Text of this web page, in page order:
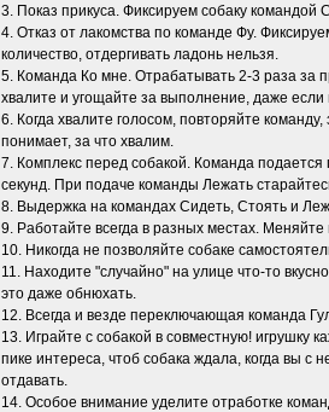
3. Показ прикуса. Фиксируем собаку
4. Отказ от лакомства по команде Фу.
количество, отдергивать ладонь нельзя.
5. Команда Ко мне. Отрабатывать 2-3 раза за
хвалите и угощайте за выполнение, даже
6. Когда хвалите голосом, повторяйте
понимает, за что хвалим.
7. Комплекс перед собакой. Команда
секунд. При подаче команды Лежать
8. Выдержка на командах Сидеть, Стоять и
9. Работайте всегда в разных местах. Меняйте
10. Никогда не позволяйте собаке
11. Находите "случайно" на улице что-то
это даже обнюхать.
12. Всегда и везде переключающая команда
13. Играйте с собакой в совместную! игрушку
пике интереса, чтоб собака ждала, когда вы с
отдавать.
14. Особое внимание уделите отработке